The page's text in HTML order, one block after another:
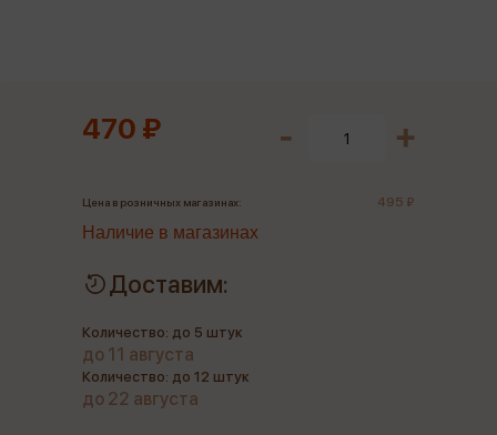
470 ₽
Цена в розничных магазинах: 495 ₽
Наличие в магазинах
Доставим:
Количество: до 5 штук
до 11 августа
Количество: до 12 штук
до 22 августа